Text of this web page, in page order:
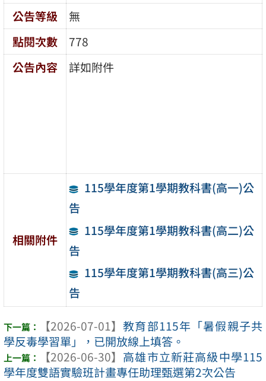
公告等級
無
點閱次數
778
公告內容
詳如附件
相關附件
115學年度第1學期教科書(高一)公
告
115學年度第1學期教科書(高二)公
告
115學年度第1學期教科書(高三)公
告
【2026-07-01】 教育部115年「暑假親子共
學反毒學習單」，已開放線上填答。
【2026-06-30】 高雄市立新莊高級中學115
學年度雙語實驗班計畫專任助理甄選第2次公告